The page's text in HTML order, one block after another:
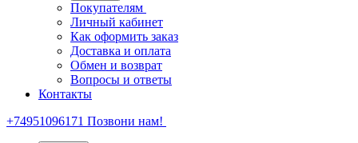
Покупателям
Личный кабинет
Как оформить заказ
Доставка и оплата
Обмен и возврат
Вопросы и ответы
Контакты
+74951096171 Позвони нам!